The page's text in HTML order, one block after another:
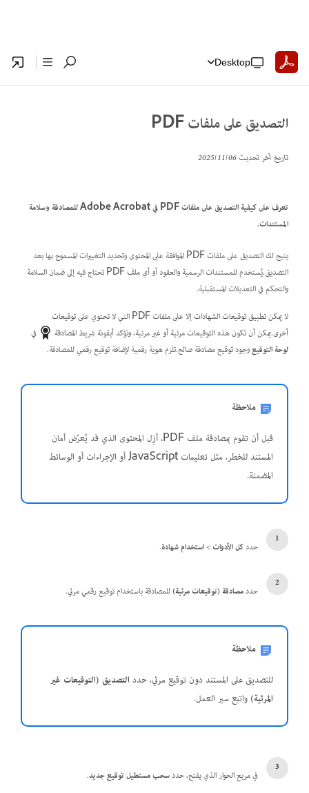
Desktop
التصديق على ملفات PDF
تاريخ آخر تحديث06‏/11‏/2025
تعرف على كيفية التصديق على ملفات PDF في Adobe Acrobat للمصادقة وسلامة
المستندات.
يتيح لك التصديق على ملفات PDF الموافقة على المحتوى وتحديد التغييرات المسموح بها بعد
التصديق.يُستخدم للمستندات الرسمية والعقود أو أي ملف PDF تحتاج فيه إلى ضمان السلامة
والتحكم في التعديلات المستقبلية.
لا يمكن تطبيق توقيعات الشهادات إلا على ملفات PDF التي لا تحتوي على توقيعات
أخرى.يمكن أن تكون هذه التوقيعات مرئية أو غير مرئية، وتؤكد أيقونة شريط المصادقة
في
لوحة التوقيعوجود توقيع مصادقة صالح.تلزم هوية رقمية لإضافة توقيع رقمي للمصادقة.
ملاحظة
قبل أن تقوم بمصادقة ملف PDF، أزِل المحتوى الذي قد يُعرِّض أمان
المستند للخطر، مثل تعليمات JavaScript أو الإجراءات أو الوسائط
المضمنة.
حددكل الأدوات>استخدام شهادة.
حددمصادقة (توقيعات مرئية)للمصادقة باستخدام توقيع رقمي مرئي.
ملاحظة
للتصديق على المستند دون توقيع مرئي، حدد التصديق (التوقيعات غير
المرئية)واتبع سير العمل.
في مربع الحوار الذي يفتح، حددسحب مستطيل توقيع جديد.